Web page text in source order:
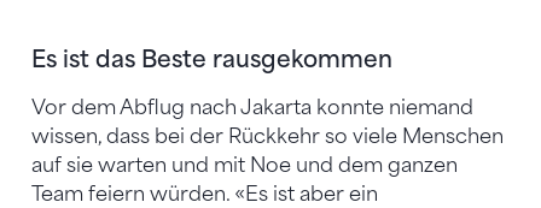
Es ist das Beste rausgekommen
Vor dem Abflug nach Jakarta konnte niemand
wissen, dass bei der Rückkehr so viele Menschen
auf sie warten und mit Noe und dem ganzen
Team feiern würden. «Es ist aber ein